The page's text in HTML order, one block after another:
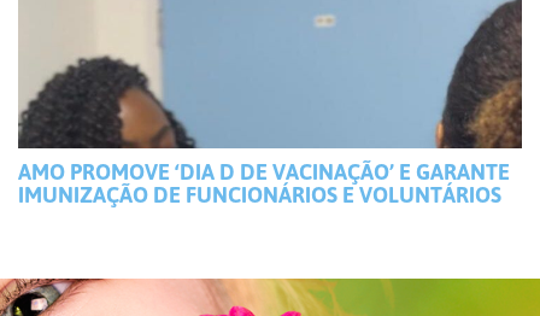
AMO PROMOVE ‘DIA D DE VACINAÇÃO’ E GARANTE
IMUNIZAÇÃO DE FUNCIONÁRIOS E VOLUNTÁRIOS